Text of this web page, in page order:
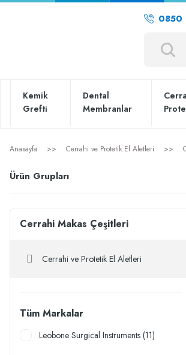
0850
Kemik
Grefti
Dental
Membranlar
Anasayfa Cerrahi ve Protetik El Aletleri
Ürün Grupları
Cerrahi Makas Çeşitleri
Cerrahi ve Protetik El Aletleri
Tüm Markalar
Leobone Surgical Instruments (11)